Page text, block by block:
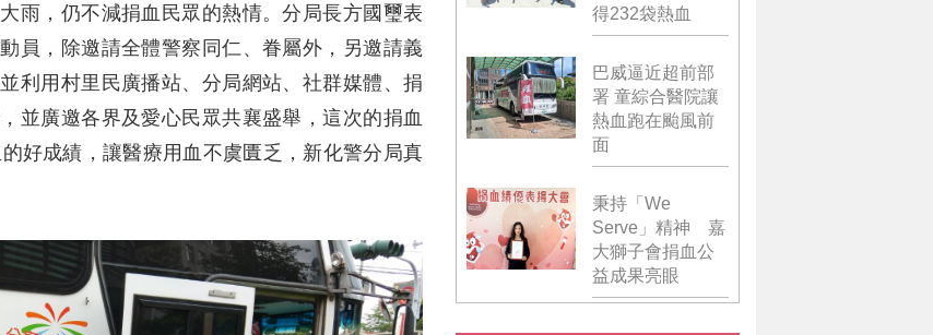
雨，仍不減捐血民眾的熱情。分局長方國璽表
員，除邀請全體警察同仁、眷屬外，另邀請義
利用村里民廣播站、分局網站、社群媒體、捐
並廣邀各界及愛心民眾共襄盛舉，這次的捐血
好成績，讓醫療用血不虞匱乏，新化警分局真
得232袋熱血
巴威逼近超前部
署 童綜合醫院讓
熱血跑在颱風前
面
秉持「We
Serve」精神 嘉
大獅子會捐血公
益成果亮眼